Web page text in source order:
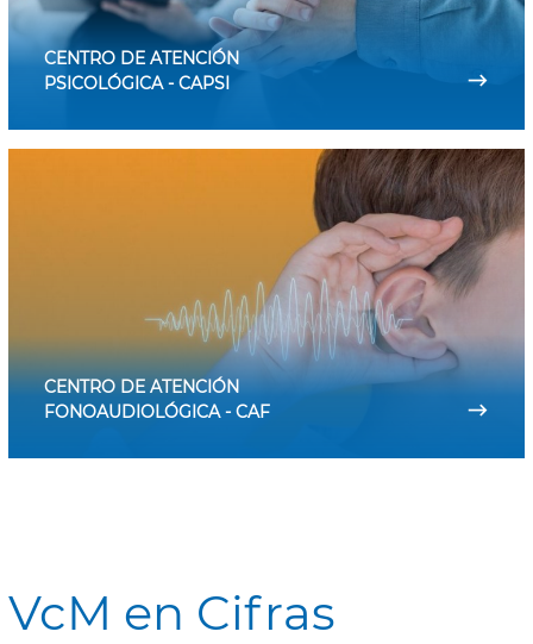
CENTRO DE ATENCIÓN
PSICOLÓGICA - CAPSI
⟶
CENTRO DE ATENCIÓN
FONOAUDIOLÓGICA - CAF
⟶
VcM en Cifras